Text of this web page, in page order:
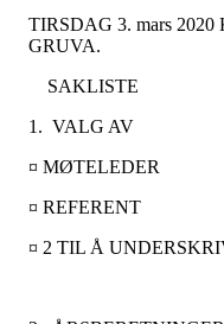
TIRSDAG 3. mars
GRUVA.
SAKLISTE
1. VALG AV
¤ MØTELEDER
¤ REFERENT
¤ 2 TIL Å